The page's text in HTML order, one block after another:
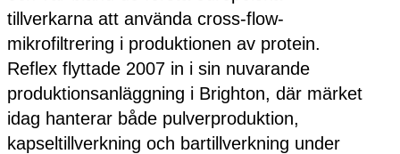
tillverkarna att använda cross-flow-
mikrofiltrering i produktionen av protein.
Reflex flyttade 2007 in i sin nuvarande
produktionsanläggning i Brighton, där märket
idag hanterar både pulverproduktion,
kapseltillverkning och bartillverkning under